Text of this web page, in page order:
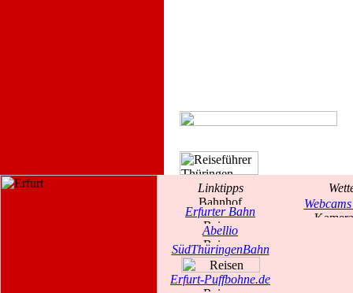
Linktipps
Erfurter Bahn
Abellio
SüdThüringenBahn
Erfurt-Puffbohne.de